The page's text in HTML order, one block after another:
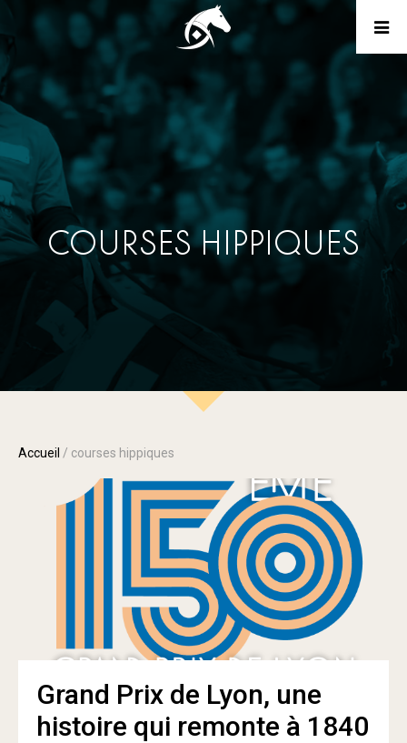
COURSES HIPPIQUES
Accueil / courses hippiques
Grand Prix de Lyon, une
histoire qui remonte à 1840